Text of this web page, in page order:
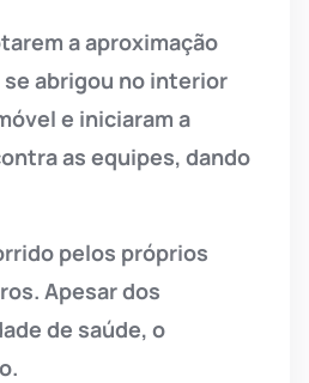
a aproximação
abrigou no interior
e iniciaram a
as equipes, dando
pelos próprios
Apesar dos
de saúde, o